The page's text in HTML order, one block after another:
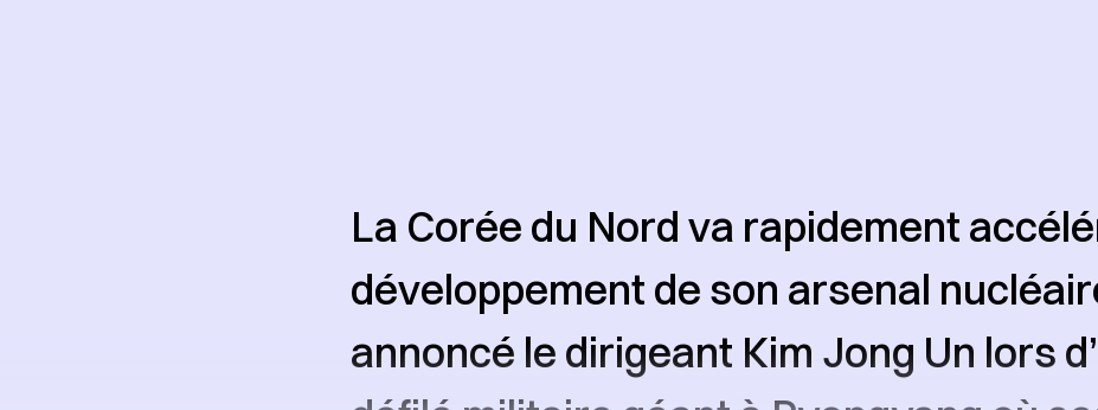
La Corée du Nord va rapidement
développement de son arsenal
annoncé le dirigeant Kim Jong Un lors